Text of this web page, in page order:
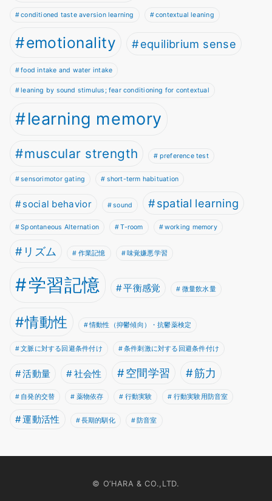
conditioned taste aversion learning contextual leaning
emotionality equilibrium sense
food intake and water intake
leaning by sound stimulus; fear conditioning for contextual
learning memory
muscular strength preference test
sensorimotor gating short-term habituation
social behavior sound spatial learning
Spontaneous Alternation T-room working memory
リズム 作業記憶 味覚嫌悪学習
学習記憶 平衡感覚 微量飲水量
情動性 情動性（抑鬱傾向）・抗鬱薬検定
文脈に対する回避条件付け 条件刺激に対する回避条件付け
活動量 社会性 空間学習 筋力
自発的交替 薬物依存 行動実験 行動実験用防音室
運動活性 長期的馴化 防音室